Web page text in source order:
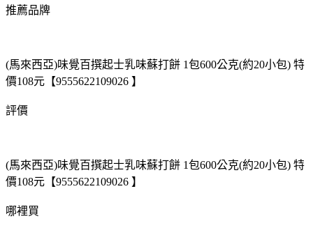
推薦品牌
(馬來西亞)味覺百撰起士乳味蘇打餅 1包600公克(約20小包) 特
價108元【9555622109026 】
評價
(馬來西亞)味覺百撰起士乳味蘇打餅 1包600公克(約20小包) 特
價108元【9555622109026 】
哪裡買